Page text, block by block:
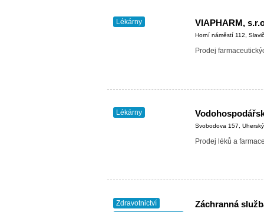
Lékárny VIAPHARM,
Horní náměstí 112,
Prodej
Lékárny
Svobodova 157,
Prodej léků a
Zdravotnictví
Záchranná